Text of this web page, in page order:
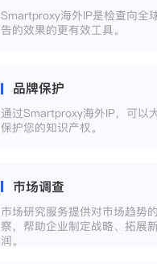
Smartproxy海外IP是检查向全
告的效果的更有效工具。
品牌保护
通过Smartproxy海外IP，可以
保护您的知识产权。
市场调查
市场研究服务提供对市场趋势
察，帮助企业制定战略、拓展
润。